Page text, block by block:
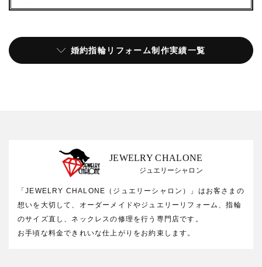
婚約指輪リフォーム制作実績一覧
JEWELRY CHALONE
ジュエリーシャロン
「JEWELRY CHALONE（ジュエリーシャロン）」はお客さまの
想いを大切して、オーダーメイドやジュエリーリフォーム、指輪
のサイズ直し、ネックレスの修理を行う専門店です。
お手頃な料金できれいな仕上がりをお約束します。